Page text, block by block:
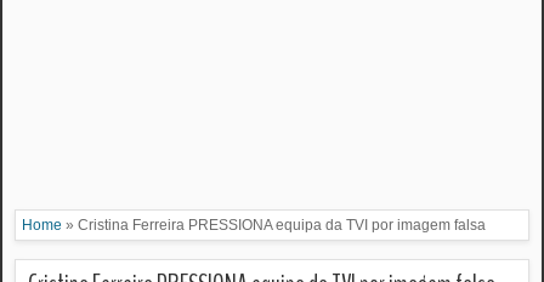
Home » Cristina Ferreira PRESSIONA equipa da TVI por imagem falsa